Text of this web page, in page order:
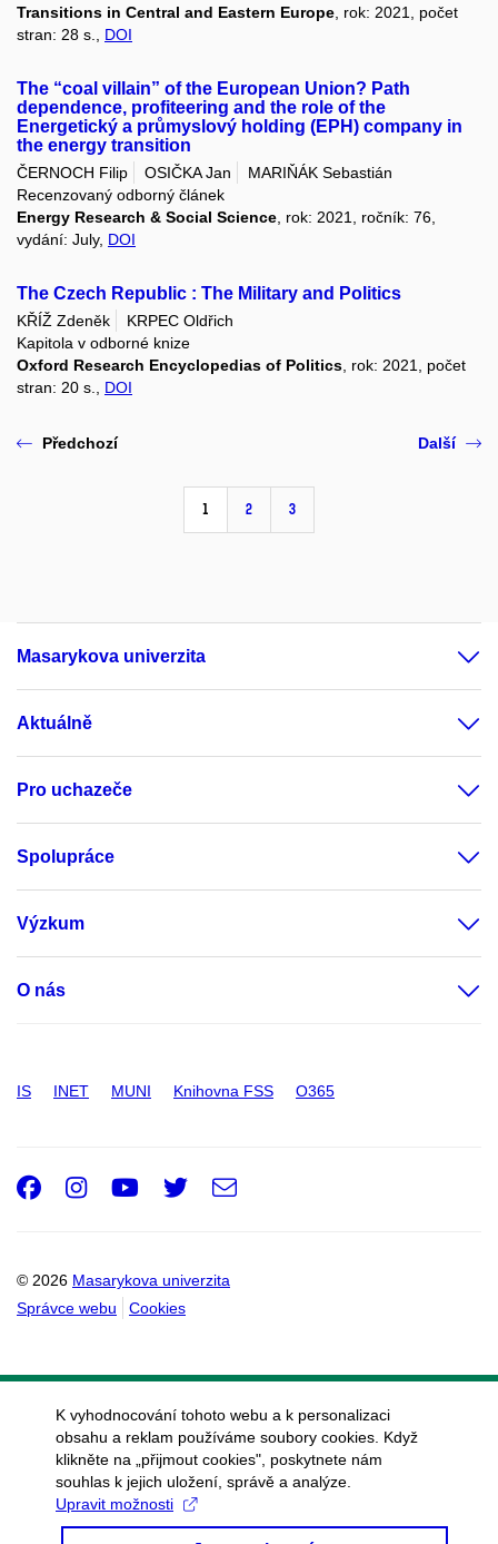
Transitions in Central and Eastern Europe , rok: 2021, počet
stran: 28 s., DOI
The “coal villain” of the European Union? Path
dependence, profiteering and the role of the
Energetický a průmyslový holding (EPH) company in
the energy transition
ČERNOCH Filip OSIČKA Jan
MARIŇÁK Sebastián
Recenzovaný odborný článek
Energy Research & Social Science , rok: 2021, ročník: 76,
vydání: July, DOI
The Czech Republic : The Military and Politics
KŘÍŽ Zdeněk
KRPEC Oldřich
Kapitola v odborné knize
Oxford Research Encyclopedias of Politics , rok: 2021, počet
stran: 20 s., DOI
Předchozí
1 2 3
Další
Masarykova univerzita
Aktuálně
Pro uchazeče
Spolupráce
Výzkum
O nás
IS INET MUNI Knihovna FSS O365
© 2026 Masarykova univerzita
Správce webu
Cookies
Facebook
Instagram
Youtube
Twitter
e-
K vyhodnocování tohoto webu a k personalizaci
obsahu a reklam používáme soubory cookies. Když
klikněte na „přijmout cookies", poskytnete nám
souhlas k jejich uložení, správě a analýze.
Upravit možnosti